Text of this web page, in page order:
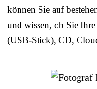
können Sie auf
und wissen, ob Sie
(USB-Stick), CD,